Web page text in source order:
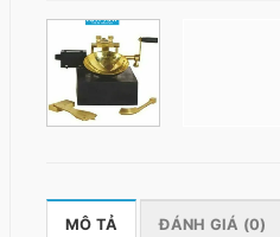
MÔ TẢ ĐÁNH GIÁ (0)